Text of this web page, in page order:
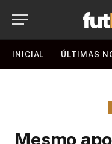
INICIAL ÚLTIMAS
Mesmo